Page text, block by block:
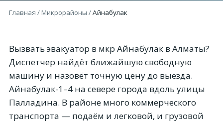
Главная /Микрорайоны /Айнабулак
Вызвать эвакуатор в мкр Айнабулак в Алматы?
Диспетчер найдёт ближайшую свободную
машину и назовёт точную цену до выезда.
Айнабулак-1–4 на севере города вдоль улицы
Палладина. В районе много коммерческого
транспорта — подаём и легковой, и грузовой